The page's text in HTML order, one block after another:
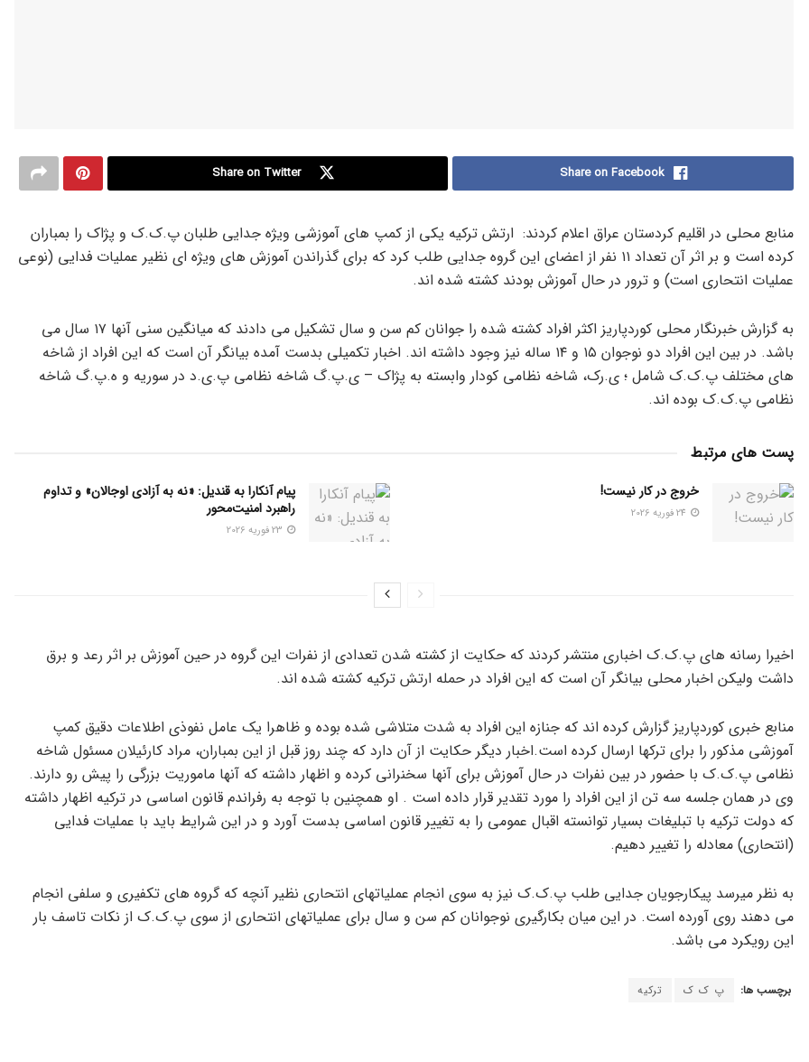
Share on Facebook
Share on Twitter
منابع محلی در اقلیم کردستان عراق اعلام کردند: ارتش ترکیه یکی از کمپ های آموزشی ویژه جدایی طلبان پ.ک.ک و پژاک را بمباران
کرده است و بر اثر آن تعداد ۱۱ نفر از اعضای این گروه جدایی طلب کرد که برای گذراندن آموزش های ویژه ای نظیر عملیات فدایی (نوعی
عملیات انتحاری است) و ترور در حال آموزش بودند کشته شده اند.
به گزارش خبرنگار محلی کوردپاریز اکثر افراد کشته شده را جوانان کم سن و سال تشکیل می دادند که میانگین سنی آنها ۱۷ سال می
باشد. در بین این افراد دو نوجوان ۱۵ و ۱۴ ساله نیز وجود داشته اند. اخبار تکمیلی بدست آمده بیانگر آن است که این افراد از شاخه
های مختلف پ.ک.ک شامل ؛ ی.رک، شاخه نظامی کودار وابسته به پژاک – ی.پ.گ شاخه نظامی پ.ی.د در سوریه و ه.پ.گ شاخه
نظامی پ.ک.ک بوده اند.
پست های مرتبط
خروج در کار نیست!
پیام آنکارا به قندیل: «نه به آزادی اوجالان» و تداوم
راهبرد امنیت‌محور
اخیرا رسانه های پ.ک.ک اخباری منتشر کردند که حکایت از کشته شدن تعدادی از نفرات این گروه در حین آموزش بر اثر رعد و برق
داشت ولیکن اخبار محلی بیانگر آن است که این افراد در حمله ارتش ترکیه کشته شده اند.
منابع خبری کوردپاریز گزارش کرده اند که جنازه این افراد به شدت متلاشی شده بوده و ظاهرا یک عامل نفوذی اطلاعات دقیق کمپ
آموزشی مذکور را برای ترکها ارسال کرده است.اخبار دیگر حکایت از آن دارد که چند روز قبل از این بمباران، مراد کارئیلان مسئول شاخه
نظامی پ.ک.ک با حضور در بین نفرات در حال آموزش برای آنها سخنرانی کرده و اظهار داشته که آنها ماموریت بزرگی را پیش رو دارند.
وی در همان جلسه سه تن از این افراد را مورد تقدیر قرار داده است . او همچنین با توجه به رفراندم قانون اساسی در ترکیه اظهار داشته
که دولت ترکیه با تبلیغات بسیار توانسته اقبال عمومی را به تغییر قانون اساسی بدست آورد و در این شرایط باید با عملیات فدایی
(انتحاری) معادله را تغییر دهیم.
به نظر میرسد پیکارجویان جدایی طلب پ.ک.ک نیز به سوی انجام عملیاتهای انتحاری نظیر آنچه که گروه های تکفیری و سلفی انجام
می دهند روی آورده است. در این میان بکارگیری نوجوانان کم سن و سال برای عملیاتهای انتحاری از سوی پ.ک.ک از نکات تاسف بار
این رویکرد می باشد.
برچسب ها: پ ک ک ترکیه